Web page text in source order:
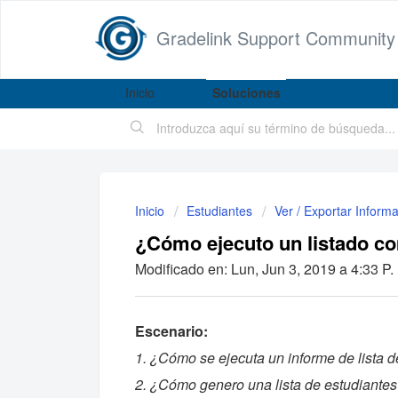
Gradelink Support Community
Inicio Soluciones
Inicio Estudiantes Ver / Exportar
¿Cómo ejecuto un listado
Modificado en: Lun, Jun 3, 2019 a 4:33 P.
Escenario:
1. ¿Cómo se ejecuta un informe de lista
2. ¿Cómo genero una lista de